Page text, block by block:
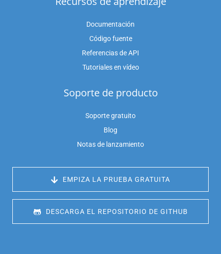
Documentación
Código fuente
Referencias de API
Tutoriales en vídeo
Soporte de producto
Soporte gratuito
Blog
Notas de lanzamiento
EMPIZA LA PRUEBA GRATUITA
DESCARGA EL REPOSITORIO DE GITHUB